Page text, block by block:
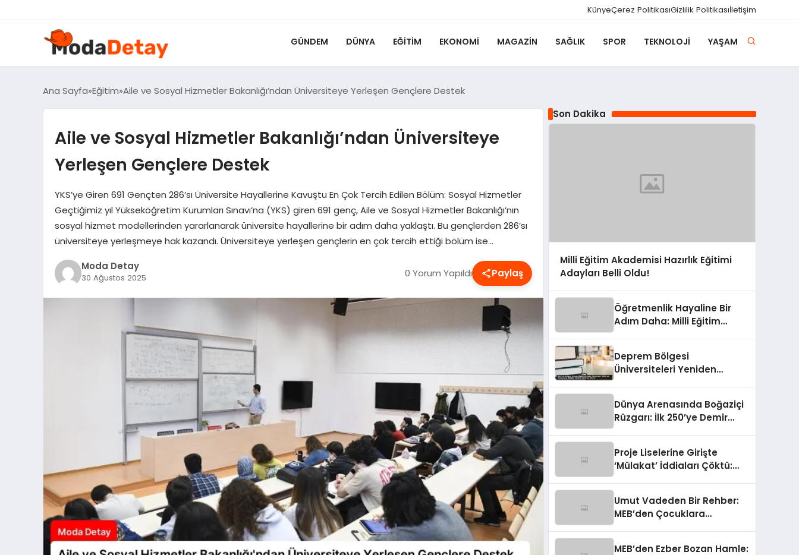
KünyeÇerez PolitikasıGizlilik Politikasıİletişim
GÜNDEM DÜNYA EĞITIM EKONOMI MAGAZIN SAĞLIK SPOR TEKNOLOJI YAŞAM
Ana Sayfa Eğitim Aile ve Sosyal Hizmetler Bakanlığı’ndan Üniversiteye Yerleşen Gençlere Destek
Aile ve Sosyal Hizmetler Bakanlığı’ndan Üniversiteye
Yerleşen Gençlere Destek
YKS’ye Giren 691 Gençten 286’sı Üniversite Hayallerine Kavuştu En Çok Tercih Edilen Bölüm: Sosyal Hizmetler
Geçtiğimiz yıl Yükseköğretim Kurumları Sınavı’na (YKS) giren 691 genç, Aile ve Sosyal Hizmetler Bakanlığı’nın
sosyal hizmet modellerinden yararlanarak üniversite hayallerine bir adım daha yaklaştı. Bu gençlerden 286’sı
üniversiteye yerleşmeye hak kazandı. Üniversiteye yerleşen gençlerin en çok tercih ettiği bölüm ise…
Moda Detay
30 Ağustos 2025 0 Yorum Yapıldı Paylaş
Son Dakika
Milli Eğitim Akademisi Hazırlık Eğitimi
Adayları Belli Oldu!
Öğretmenlik Hayaline Bir
Adım Daha: Milli Eğitim
Deprem Bölgesi
Üniversiteleri Yeniden
Türkiye’ye Umut Oluyor
Dünya Arenasında Boğaziçi
Rüzgarı: İlk 250’ye Demir
Proje Liselerine Girişte
‘Mülakat’ İddiaları Çöktü:
Umut Vadeden Bir Rehber:
MEB’den Çocuklara
MEB’den Ezber Bozan Hamle: